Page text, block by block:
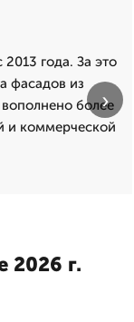
года. За это
фасадов из
более
и коммерческой
›
2026 г.